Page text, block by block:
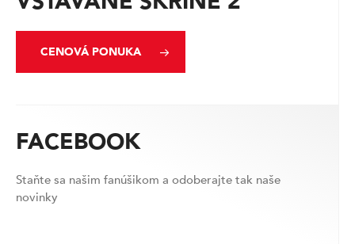
CENOVÁ PONUKA
FACEBOOK
Staňte sa našim fanúšikom a odoberajte tak naše
novinky